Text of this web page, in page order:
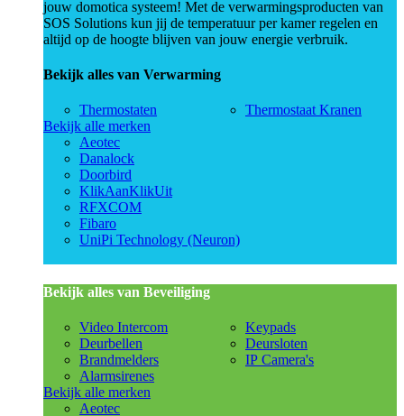
jouw domotica systeem! Met de verwarmingsproducten van
SOS Solutions kun jij de temperatuur per kamer regelen en
altijd op de hoogte blijven van jouw energie verbruik.
Bekijk alles van Verwarming
Thermostaten
Thermostaat Kranen
Bekijk alle merken
Aeotec
Danalock
Doorbird
KlikAanKlikUit
RFXCOM
Fibaro
UniPi Technology (Neuron)
Bekijk alles van Beveiliging
Video Intercom
Deurbellen
Brandmelders
Alarmsirenes
Keypads
Deursloten
IP Camera's
Bekijk alle merken
Aeotec